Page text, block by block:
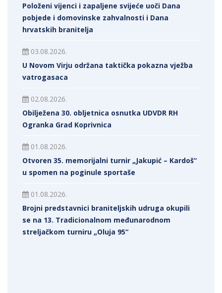
Položeni vijenci i zapaljene svijeće uoči Dana
pobjede i domovinske zahvalnosti i Dana
hrvatskih branitelja
03.08.2026.
U Novom Virju održana taktička pokazna vježba
vatrogasaca
02.08.2026.
Obilježena 30. obljetnica osnutka UDVDR RH
Ogranka Grad Koprivnica
01.08.2026.
Otvoren 35. memorijalni turnir „Jakupić – Kardoš“
u spomen na poginule sportaše
01.08.2026.
Brojni predstavnici braniteljskih udruga okupili
se na 13. Tradicionalnom međunarodnom
streljačkom turniru „Oluja 95“